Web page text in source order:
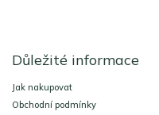
Důležité informace
Jak nakupovat
Obchodní podmínky